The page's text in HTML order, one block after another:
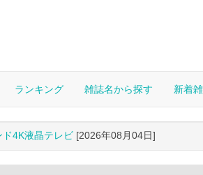
ランキング 雑誌名から探す 新着
4K液晶テレビ [2026年08月04日]